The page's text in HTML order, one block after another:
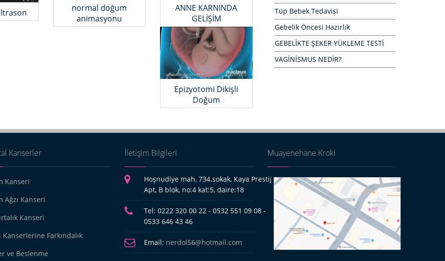
normal doğum
animasyonu
ANNE KARNINDA
GELİŞİM
Epizyotomi Dikişli
Doğum
Tüp Bebek Tedavisi
Gebelik Öncesi Hazırlık
GEBELİKTE ŞEKER YÜKLEME TESTİ
VAGİNİSMUS NEDİR?
Kanserler
Kanseri
Ağzı Kanseri
Kanseri
Kanserlerine Farkındalık
ve Beslenme
İletişim Bilgileri
Hoşnudiye mah, 734.sokak, Kaya Prestij
Apt, B blok, no:4 kat:5, daire:18
Tel: 0222 320 00 22 - 0532 551 09 08 -
0533 646 43 46
Email: nerdol56@hotmail.com
Muayenehane Kroki